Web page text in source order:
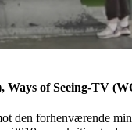
Ways of Seeing-TV
den forhenværende